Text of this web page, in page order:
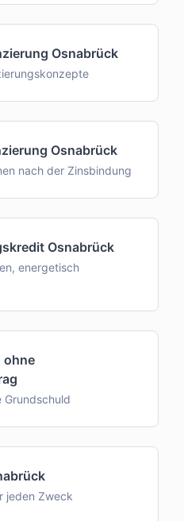
Osnabrück
Osnabrück
nach der Zinsbindung
Osnabrück
energetisch
ohne
Grundschuld
jeden Zweck